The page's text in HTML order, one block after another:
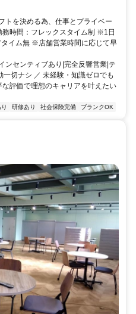
を決める為、仕事とプライベー
務時間：フレックスタイム制 ※1日
イム無 ※店舗営業時間に応じて早
ンセンティブあり|完全反響営業|テ
切ナシ ／ 未経験・知識ゼロでも
評価で理想のキャリアを叶えたい
研修あり 社会保険完備 ブランクOK